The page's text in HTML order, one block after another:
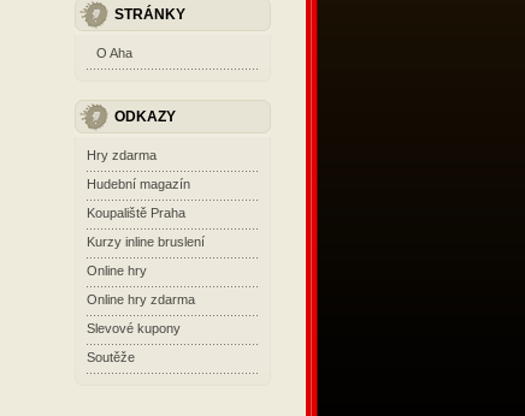
STRÁNKY
O Aha
ODKAZY
Hry zdarma
Hudební magazín
Koupaliště Praha
Kurzy inline bruslení
Online hry
Online hry zdarma
Slevové kupony
Soutěže